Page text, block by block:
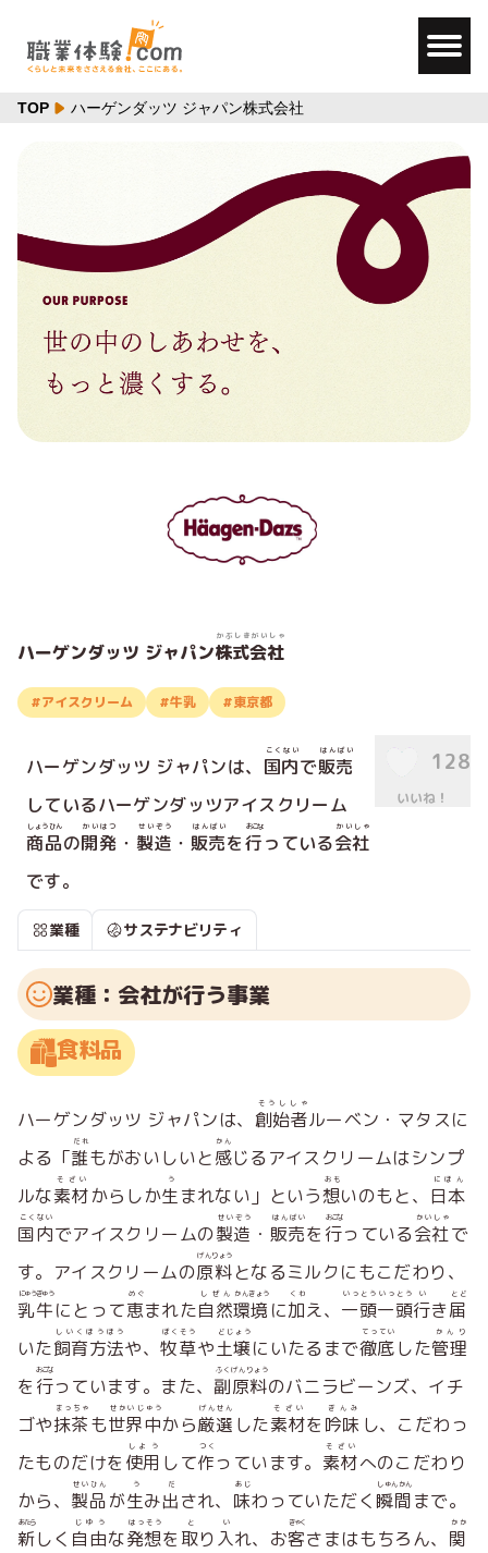
TOP ハーゲンダッツ ジャパン株式会社
ハーゲンダッツ ジャパン株式会社
かぶしきがいしゃ
#アイスクリーム #牛乳 #東京都
ハーゲンダッツ ジャパンは、 国内
こくない
で販売
はんばい
しているハーゲンダッツアイスクリーム
商品
しょうひん
の開発
かいはつ
・ 製造
せいぞう
・ 販売
はんばい
を行
おこな
っている会社
かいしゃ
です。
128
いいね！
業種 サステナビリティ
業種：会社が行う事業
食料品
ハーゲンダッツ ジャパンは、 創始者
そうししゃ
ルーベン・マタスに
よる「誰
だれ
もがおいしいと感
かん
じるアイスクリームはシンプ
ルな素材
そざい
からしか生
う
まれない」という想
おも
いのもと、 日本
にほん
国内
こくない
でアイスクリームの製造
せいぞう
・ 販売
はんばい
を 行
おこな
っている会社
かいしゃ
で
す。アイスクリームの原料
げんりょう
となるミルクにもこだわり、
乳牛
にゅうぎゅう
にとって恵
めぐ
まれた自然
しぜん
環境
かんきょう
に加
くわ
え、 一頭
いっとう
一頭
いっとう
行
い
き届
とど
いた飼育方法
しいくほうほう
や、牧草
ぼくそう
や土壌
どじょう
にいたるまで徹底
てってい
した管理
かんり
を 行
おこな
っています。また、 副原料
ふくげんりょう
のバニラビーンズ、イチ
ゴや抹茶
まっちゃ
も世界中
せかいじゅう
から厳選
げんせん
した素材
そざい
を 吟味
ぎんみ
し、こだわっ
たものだけを 使用
しよう
して作
つく
っています。 素材
そざい
へのこだわり
から、 製品
せいひん
が生
う
み出
だ
され、 味
あじ
わっていただく瞬間
しゅんかん
まで。
新
あたら
しく 自由
じゆう
な発想
はっそう
を 取
と
り入
い
れ、お客
きゃく
さまはもちろん、 関
かか